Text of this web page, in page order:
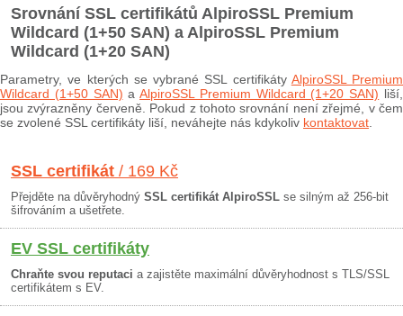
Srovnání SSL certifikátů AlpiroSSL Premium
Wildcard (1+50 SAN) a AlpiroSSL Premium
Wildcard (1+20 SAN)
Parametry, ve kterých se vybrané SSL certifikáty AlpiroSSL Premium
Wildcard (1+50 SAN) aAlpiroSSL Premium Wildcard (1+20 SAN) liší,
jsou zvýrazněny červeně. Pokud z tohoto srovnání není zřejmé, v čem
se zvolené SSL certifikáty liší, neváhejte nás kdykoliv kontaktovat
SSL certifikát / 169 Kč
Přejděte na důvěryhodný SSL certifikát AlpiroSSL se silným až 256-bit
šifrováním a ušetřete.
EV SSL certifikáty
Chraňte svou reputaci a zajistěte maximální důvěryhodnost s TLS/SSL
certifikátem s EV.